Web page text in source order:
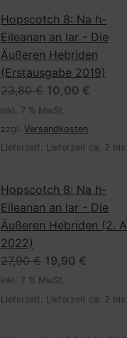
Hopscotch 8: Na h-
Eileanan an lar - Die
Äußeren Hebriden
(Erstausgabe 2019)
23,80€ Ursprünglicher
Preis
war:
23,80 €
10,00 €
10,00
inkl. 7 % MwSt.
zzgl. Versandkosten
Lieferzeit: Lieferzeit ca. 2 bis
Hopscotch 8: Na h-
Eileanan an lar - Die
Äußeren Hebriden (2.
2022)
27,90€ Ursprünglicher
Preis
war:
19,90 €
ist:
inkl. 7 % MwSt.
Lieferzeit: Lieferzeit ca. 2 bis